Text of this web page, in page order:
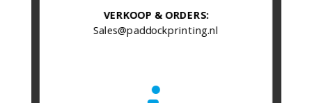
VERKOOP & ORDERS:
Sales@paddockprinting.nl